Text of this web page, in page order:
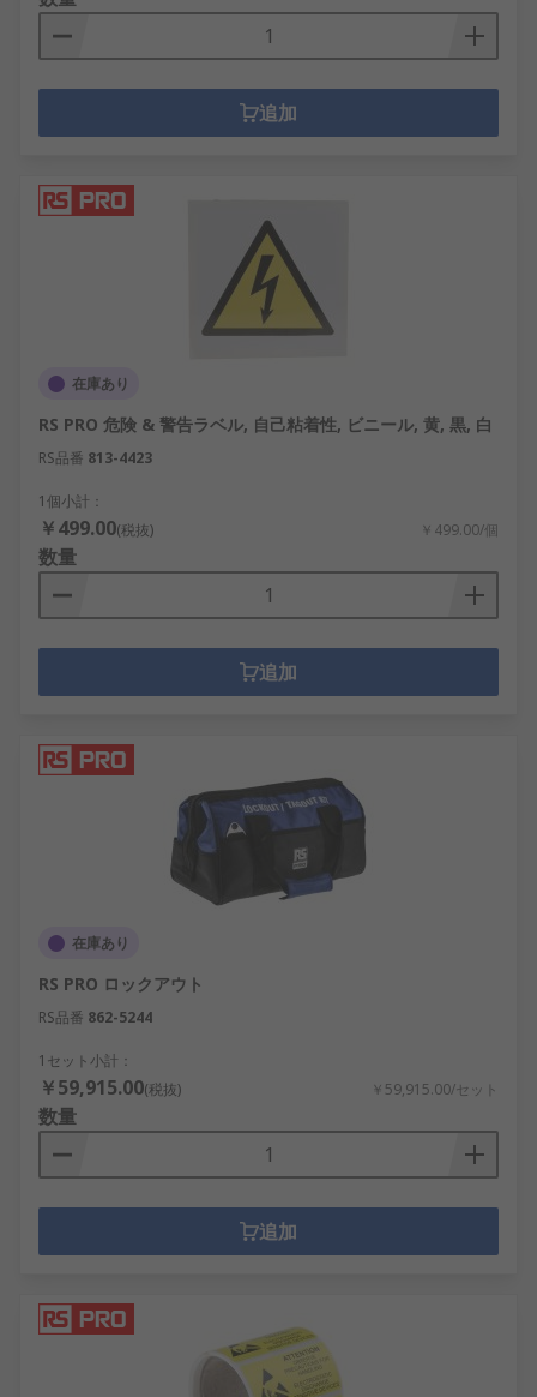
追加
在庫あり
RS PRO 危険 & 警告ラベル, 自己粘着性, ビニール, 黄, 黒, 白
RS品番 813-4423
1個小計：
￥499.00(税抜) ￥499.00/個
数量
追加
在庫あり
RS PRO ロックアウト
RS品番 862-5244
1セット小計：
￥59,915.00(税抜) ￥59,915.00/セット
数量
追加